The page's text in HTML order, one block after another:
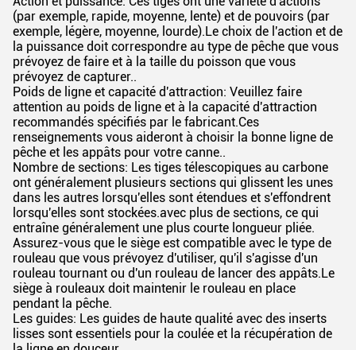
(par exemple, rapide, moyenne, lente) et de pouvoirs (par
exemple, légère, moyenne, lourde).Le choix de l'action et de
la puissance doit correspondre au type de pêche que vous
prévoyez de faire et à la taille du poisson que vous
prévoyez de capturer..
Poids de ligne et capacité d'attraction: Veuillez faire
attention au poids de ligne et à la capacité d'attraction
recommandés spécifiés par le fabricant.Ces
renseignements vous aideront à choisir la bonne ligne de
pêche et les appâts pour votre canne..
Nombre de sections: Les tiges télescopiques au carbone
ont généralement plusieurs sections qui glissent les unes
dans les autres lorsqu'elles sont étendues et s'effondrent
lorsqu'elles sont stockées.avec plus de sections, ce qui
entraîne généralement une plus courte longueur pliée.
Assurez-vous que le siège est compatible avec le type de
rouleau que vous prévoyez d'utiliser, qu'il s'agisse d'un
rouleau tournant ou d'un rouleau de lancer des appâts.Le
siège à rouleaux doit maintenir le rouleau en place
pendant la pêche.
Les guides: Les guides de haute qualité avec des inserts
lisses sont essentiels pour la coulée et la récupération de